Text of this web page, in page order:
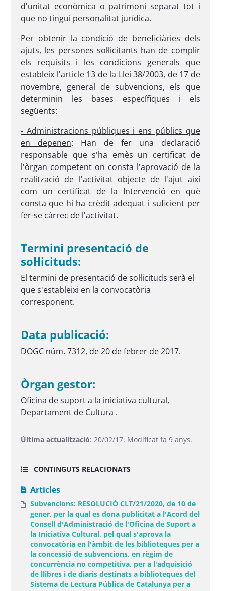
d'unitat econòmica o patrimoni separat tot i
que no tingui personalitat jurídica.
Per obtenir la condició de beneficiàries dels
ajuts, les persones sol·licitants han de complir
els requisits i les condicions generals que
estableix l'article 13 de la Llei 38/2003, de 17 de
novembre, general de subvencions, els que
determinin les bases específiques i els
següents:
- Administracions públiques i ens públics que
en depenen: Han de fer una declaració
responsable que s'ha emès un certificat de
l'òrgan competent on consta l'aprovació de la
realització de l'activitat objecte de l'ajut així
com un certificat de la Intervenció en què
consta que hi ha crèdit adequat i suficient per
fer-se càrrec de l'activitat.
Termini presentació de
sol·licituds:
El termini de presentació de sol·licituds serà el
que s'estableixi en la convocatòria
corresponent.
Data publicació:
DOGC núm. 7312, de 20 de febrer de 2017.
Òrgan gestor:
Oficina de suport a la iniciativa cultural,
Departament de Cultura .
Última actualització: 20/02/17. Modificat fa 9 anys.
CONTINGUTS RELACIONATS
Articles
Subvencions: RESOLUCIÓ CLT/21/2020, de 10 de
gener, per la qual es dona publicitat a l'Acord del
Consell d'Administració de l'Oficina de Suport a
la Iniciativa Cultural, pel qual s'aprova la
convocatòria en l'àmbit de les biblioteques per a
la concessió de subvencions, en règim de
concurrència no competitiva, per a l'adquisició
de llibres i de diaris destinats a biblioteques del
Sistema de Lectura Pública de Catalunya per a